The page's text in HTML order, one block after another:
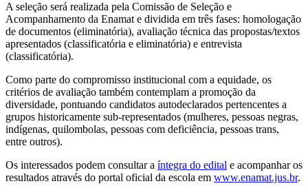
A seleção será realizada pela Comissão de Seleção e
Acompanhamento da Enamat e dividida em três fases: homologação
de documentos (eliminatória), avaliação técnica das propostas/textos
apresentados (classificatória e eliminatória) e entrevista
(classificatória).
Como parte do compromisso institucional com a equidade, os
critérios de avaliação também contemplam a promoção da
diversidade, pontuando candidatos autodeclarados pertencentes a
grupos historicamente sub-representados (mulheres, pessoas negras,
indígenas, quilombolas, pessoas com deficiência, pessoas trans,
entre outros).
Os interessados podem consultar a íntegra do edital e acompanhar os
resultados através do portal oficial da escola em www.enamat.jus.br.